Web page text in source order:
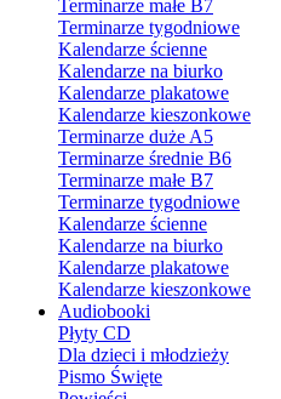
Terminarze małe B7
Terminarze tygodniowe
Kalendarze ścienne
Kalendarze na biurko
Kalendarze plakatowe
Kalendarze kieszonkowe
Terminarze duże A5
Terminarze średnie B6
Terminarze małe B7
Terminarze tygodniowe
Kalendarze ścienne
Kalendarze na biurko
Kalendarze plakatowe
Kalendarze kieszonkowe
Audiobooki
Płyty CD
Dla dzieci i młodzieży
Pismo Święte